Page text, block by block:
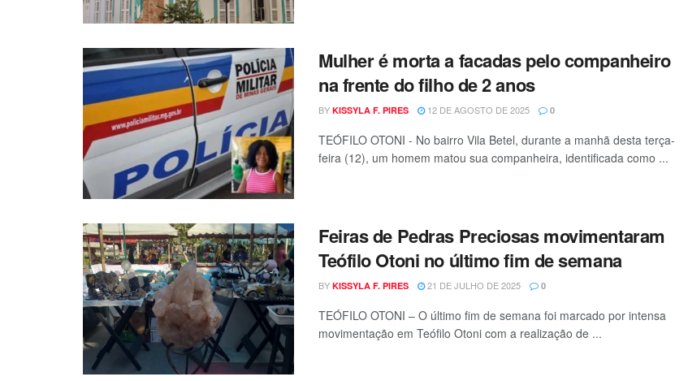
Mulher é morta a facadas pelo companheiro
na frente do filho de 2 anos
BY KISSYLA F. PIRES 12 DE AGOSTO DE 2025 0
TEÓFILO OTONI - No bairro Vila Betel, durante a manhã desta terça-
feira (12), um homem matou sua companheira, identificada como ...
Feiras de Pedras Preciosas movimentaram
Teófilo Otoni no último fim de semana
BY KISSYLA F. PIRES 21 DE JULHO DE 2025 0
TEÓFILO OTONI – O último fim de semana foi marcado por intensa
movimentação em Teófilo Otoni com a realização de ...